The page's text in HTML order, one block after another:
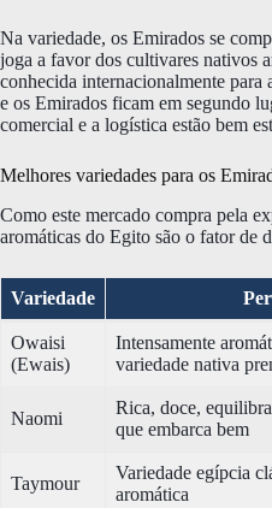
Na variedade, os Emirados se
joga a favor dos cultivares
conhecida internacionalmente
e os Emirados ficam em segundo
comercial e a logística estão bem
Melhores variedades para os
Como este mercado compra pela
aromáticas do Egito são o fator de
Variedade
Owaisi
(Ewais)
Intensamente
variedade nativa
Naomi
Rica, doce,
que embarca bem
Taymour
Variedade egípcia
aromática